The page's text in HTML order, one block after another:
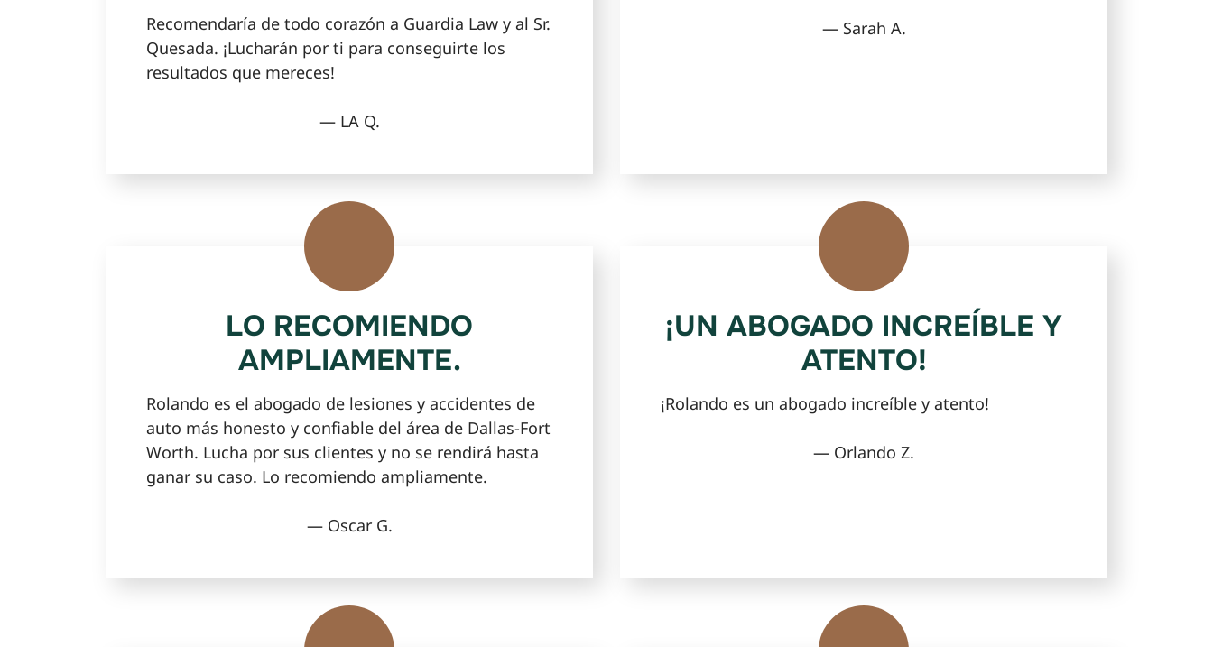
Recomendaría de todo corazón a Guardia Law y al Sr.
Quesada. ¡Lucharán por ti para conseguirte los
resultados que mereces!
— LA Q.
— Sarah A.
LO RECOMIENDO
AMPLIAMENTE.
Rolando es el abogado de lesiones y accidentes de
auto más honesto y confiable del área de Dallas-Fort
Worth. Lucha por sus clientes y no se rendirá hasta
ganar su caso. Lo recomiendo ampliamente.
— Oscar G.
¡UN ABOGADO INCREÍBLE Y
ATENTO!
¡Rolando es un abogado increíble y atento!
— Orlando Z.